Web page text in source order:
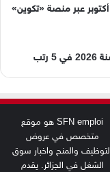
لدورة أكتوبر عبر منصة «تكوين»
SFN emploi هو موقع
متخصص في عروض
والمنح واخبار سوق
الشغل في الجزائر. يقدم